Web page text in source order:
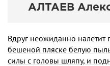
АЛТАЕВ
Вдруг неожиданно налетит
бешеной пляске белую
силы с головы шляпу, и